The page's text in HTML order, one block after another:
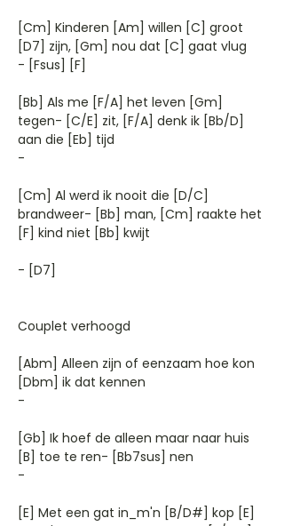
[Cm] Kinderen [Am] willen [C] groot
[D7] zijn, [Gm] nou dat [C] gaat vlug
- [Fsus] [F]
[Bb] Als me [F/A] het leven [Gm]
tegen- [C/E] zit, [F/A] denk ik [Bb/D]
aan die [Eb] tijd
-
[Cm] Al werd ik nooit die [D/C]
brandweer- [Bb] man, [Cm] raakte het
[F] kind niet [Bb] kwijt
- [D7]
Couplet verhoogd
[Abm] Alleen zijn of eenzaam hoe kon
[Dbm] ik dat kennen
-
[Gb] Ik hoef de alleen maar naar huis
[B] toe te ren- [Bb7sus] nen
-
[E] Met een gat in_m'n [B/D#] kop [E]